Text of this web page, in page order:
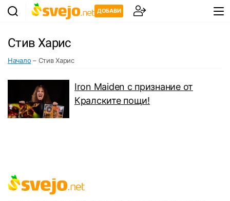
ДОБАВИ
Стив Харис
Начало – Стив Харис
Iron Maiden с признание от
Кралските пощи!